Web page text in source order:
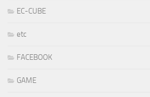
EC-CUBE
etc
FACEBOOK
GAME